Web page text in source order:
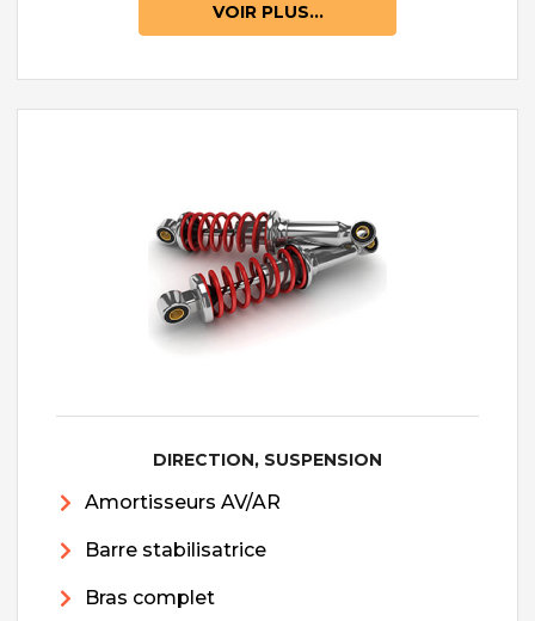
VOIR PLUS...
DIRECTION, SUSPENSION
Amortisseurs AV/AR
Barre stabilisatrice
Bras complet